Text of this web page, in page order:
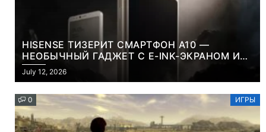
HISENSE ТИЗЕРИТ СМАРТФОН A10 —
НЕОБЫЧНЫЙ ГАДЖЕТ С E-INK-ЭКРАНОМ И
СЪЕМНОЙ LCD-ПАНЕЛЬЮ ДЛЯ ЦВЕТНОГО
КОНТЕНТА И СОЦСЕТЕЙ
July 12, 2026
0 ИГРЫ